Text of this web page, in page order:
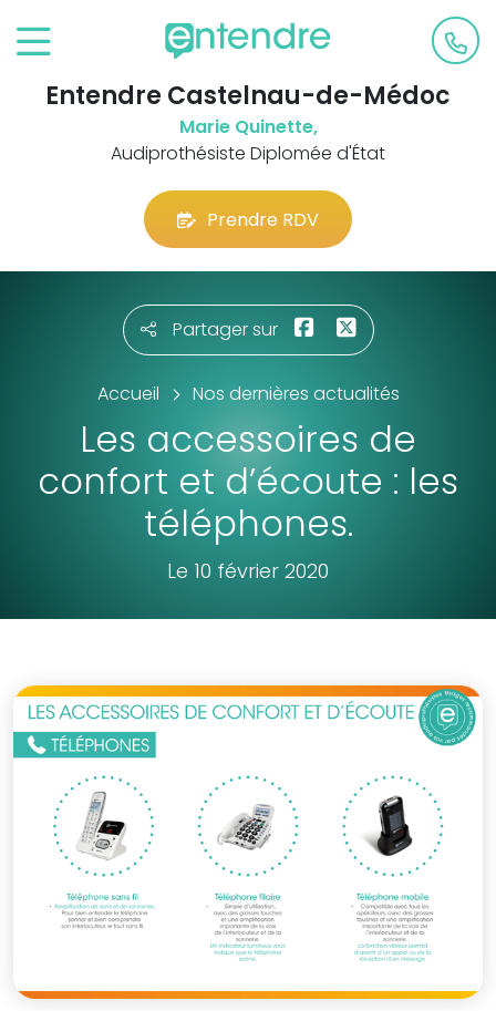
Entendre Castelnau-de-Médoc
Marie Quinette,
Audiprothésiste Diplomée d'État
Prendre RDV
Partager sur
Accueil Nos dernières actualités
Les accessoires de
confort et d’écoute : les
téléphones.
Le 10 février 2020